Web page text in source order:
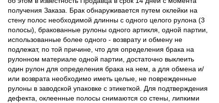
получения Заказа. Брак обнаруживается путем оклейки на
стену полос необходимой длинны с одного целого рулона (3
полосы), бракованные рулоны одного артикля, одной партии,
использованные более одного - возврату и обмену не
подлежат, по той причине, что для определения брака на
рулонном материале одной партии, достаточно выклеить
один рулон для определения брака на нем, а для обмена и/
или возврата необходимо иметь целые, не поврежденные
рулоны в заводской упаковке с этикеткой. Для подтверждения
дефекта, оклеенные полосы снимаются со стены, липкими